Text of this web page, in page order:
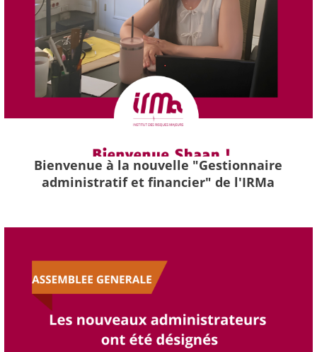
Bienvenue à la nouvelle "Gestionnaire
administratif et financier" de l'IRMa